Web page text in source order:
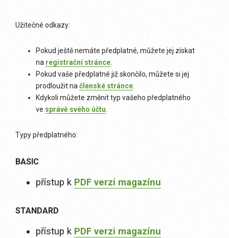
Užitečné odkazy:
Pokud ještě nemáte předplatné, můžete jej získat
na registrační stránce
Pokud vaše předplatné již skončilo, můžete si jej
prodloužit na členské stránce
Kdykoli můžete změnit typ vašeho předplatného
ve správě svého účtu
Typy předplatného:
BASIC
přístup k PDF verzi magazínu
STANDARD
přístup k PDF verzi magazínu